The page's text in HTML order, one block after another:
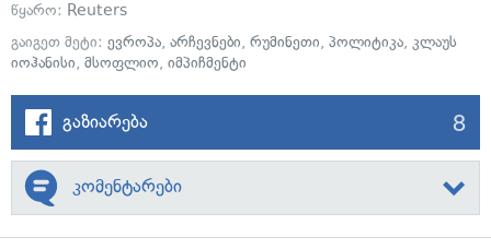
წყარო: Reuters
გაიგეთ მეტი: ევროპა, არჩევნები, რუმინეთი, პოლიტიკა, კლაუს
იოჰანისი, მსოფლიო, იმპიჩმენტი
გაზიარება 8
კომენტარები